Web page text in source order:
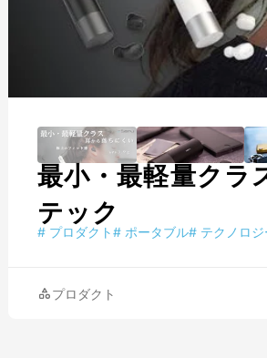
最小・最軽量ク
テック
# プロダクト# ポータブル# テクノロジ
プロダクト